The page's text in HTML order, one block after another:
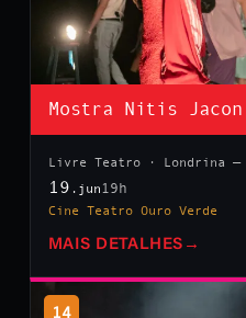
Mostra Nitis
Livre Teatro · Londrina —
19 .jun 19h
Cine Teatro Ouro Verde
MAIS DETALHES →
14